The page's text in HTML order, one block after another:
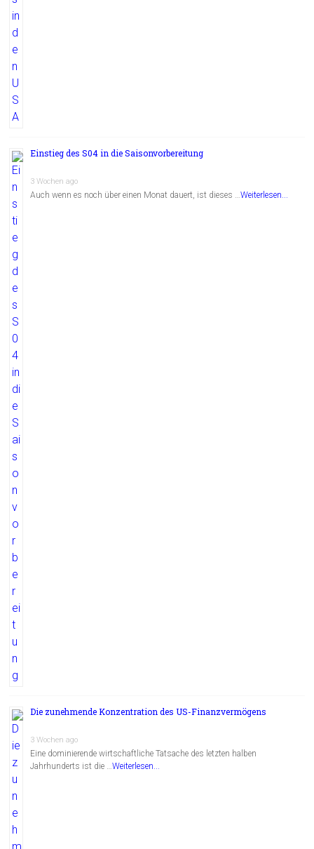
Einstieg des S04 in die Saisonvorbereitung
3 Wochen ago
Auch wenn es noch über einen Monat dauert, ist dieses …Weiterlesen...
Die zunehmende Konzentration des US-Finanzvermögens
3 Wochen ago
Eine dominierende wirtschaftliche Tatsache des letzten halben
Jahrhunderts ist die …Weiterlesen...